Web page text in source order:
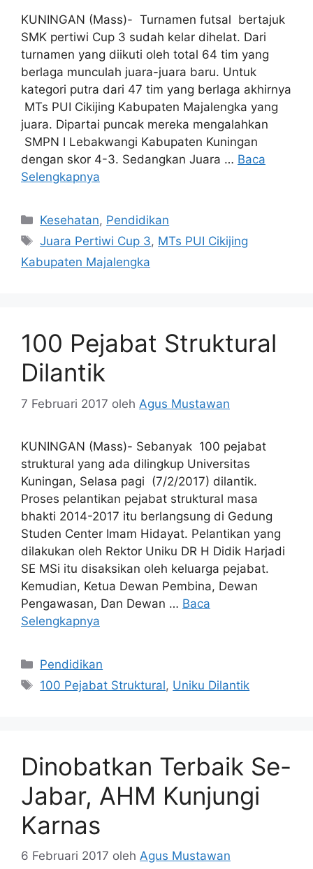
KUNINGAN (Mass)- Turnamen futsal bertajuk
SMK pertiwi Cup 3 sudah kelar dihelat. Dari
turnamen yang diikuti oleh total 64 tim yang
berlaga munculah juara-juara baru. Untuk
kategori putra dari 47 tim yang berlaga akhirnya
MTs PUI Cikijing Kabupaten Majalengka yang
juara. Dipartai puncak mereka mengalahkan
SMPN I Lebakwangi Kabupaten Kuningan
dengan skor 4-3. Sedangkan Juara … Baca
Selengkapnya
Kategori
Kesehatan, Pendidikan
Tag
Juara Pertiwi Cup 3, MTs PUI Cikijing
Kabupaten Majalengka
100 Pejabat Struktural
Dilantik
7 Februari 2017 oleh Agus Mustawan
KUNINGAN (Mass)- Sebanyak 100 pejabat
struktural yang ada dilingkup Universitas
Kuningan, Selasa pagi (7/2/2017) dilantik.
Proses pelantikan pejabat struktural masa
bhakti 2014-2017 itu berlangsung di Gedung
Studen Center Imam Hidayat. Pelantikan yang
dilakukan oleh Rektor Uniku DR H Didik Harjadi
SE MSi itu disaksikan oleh keluarga pejabat.
Kemudian, Ketua Dewan Pembina, Dewan
Pengawasan, Dan Dewan … Baca
Selengkapnya
Kategori
Pendidikan
Tag
100 Pejabat Struktural, Uniku Dilantik
Dinobatkan Terbaik Se-
Jabar, AHM Kunjungi
Karnas
6 Februari 2017 oleh Agus Mustawan